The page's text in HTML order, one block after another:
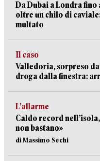
Da Dubai a Londra
oltre un chilo di
multato
Il caso
Valledoria, sorpreso
droga dalla finestra:
L’allarme
Caldo record
non bastano»
di Massimo Sechi